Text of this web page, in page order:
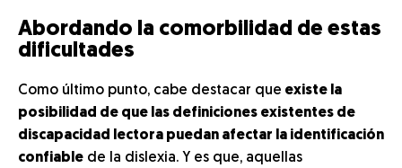
Abordando la comorbilidad de estas
dificultades
Como último punto, cabe destacar que existe la
posibilidad de que las definiciones existentes de
discapacidad lectora puedan afectar la identificación
confiable de la dislexia. Y es que, aquellas